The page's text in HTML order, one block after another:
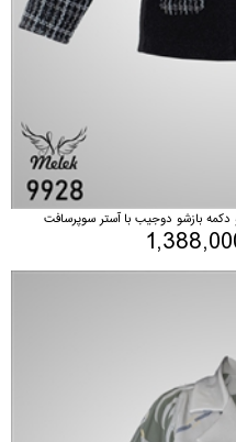
بازشو دوجیب با آستر سوپرسافت